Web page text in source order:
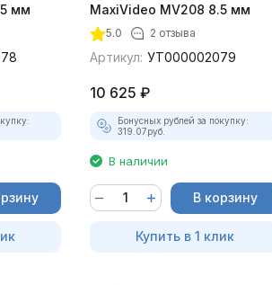
мм
MaxiVideo MV208 8.5 мм
5.0 2 отзыва
Артикул: УТ000002079
10 625 ₽
Бонусных рублей за покупку:
319.07руб.
В наличии
В корзину
Купить в 1 клик